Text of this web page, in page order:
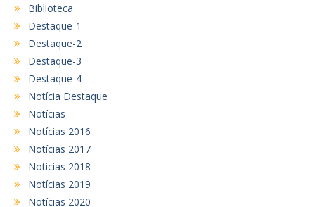
Biblioteca
Destaque-1
Destaque-2
Destaque-3
Destaque-4
Notícia Destaque
Notícias
Notícias 2016
Notícias 2017
Noticias 2018
Notícias 2019
Notícias 2020